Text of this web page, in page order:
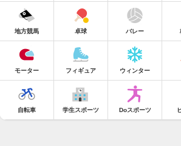
地方競馬 卓球 バレー
モーター フィギュア ウィンター
自転車 学生スポーツ Doスポーツ